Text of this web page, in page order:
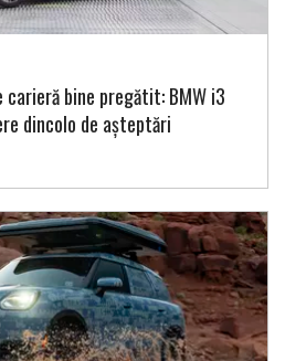
carieră bine pregătit: BMW i3
dincolo de așteptări